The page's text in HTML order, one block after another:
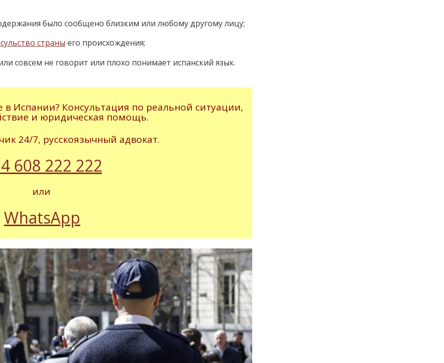
было сообщено близким или любому другому лицу;
страны его происхождения;
совсем не говорит или плохо понимает испанский язык.
Испании? Консультация по реальной ситуации,
и юридическая помощь.
24/7, русскоязычный адвокат.
608 222 222
или
WhatsApp